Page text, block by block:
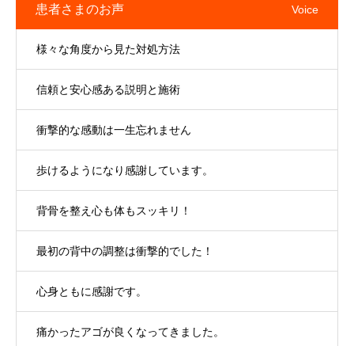
患者さまのお声 Voice
様々な角度から見た対処方法
信頼と安心感ある説明と施術
衝撃的な感動は一生忘れません
歩けるようになり感謝しています。
背骨を整え心も体もスッキリ！
最初の背中の調整は衝撃的でした！
心身ともに感謝です。
痛かったアゴが良くなってきました。